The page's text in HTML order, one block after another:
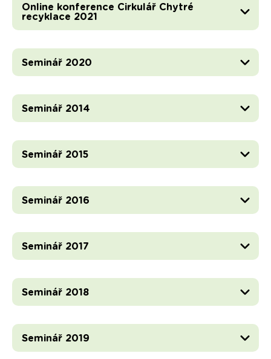
Online konference Cirkulář Chytré
recyklace 2021
Seminář 2020
Seminář 2014
Seminář 2015
Seminář 2016
Seminář 2017
Seminář 2018
Seminář 2019